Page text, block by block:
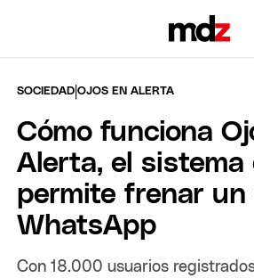
SOCIEDAD |OJOS EN ALERTA
Cómo funciona
Alerta, el sistema
permite frenar un
WhatsApp
Con 18.000 usuarios